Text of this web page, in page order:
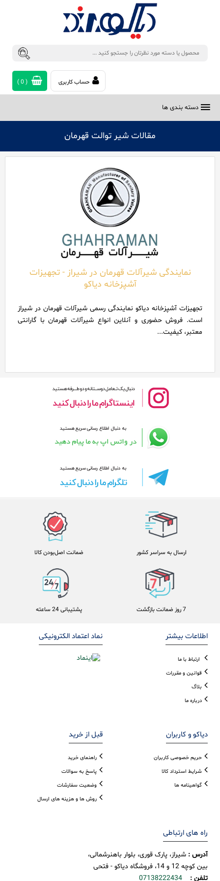
حساب کاربری (
0
)
دسته بندی ها
مقالات شیر توالت قهرمان
نمایندگی شیرآلات قهرمان در شیراز - تجهیزات
آشپزخانه دیاکو
تجهیزات آشپزخانه دیاکو نمایندگی رسمی شیرآلات قهرمان در شیراز
است. فروش حضوری و آنلاین انواع شیرآلات قهرمان با گارانتی
معتبر، کیفیت...
ضمانت اصل‌بودن کالا ارسال به سراسر کشور
پشتیبانی 24 ساعته 7 روز ضمانت بازگشت
نماد اعتماد الکترونیکی اطلاعات بیشتر
ارتباط با ما
قوانین و مقررات
بلاگ
درباره ما
قبل از خرید
راهنمای خرید
پاسخ به سوالات
وضعیت سفارشات
روش ها و هزینه های ارسال
دیاکو و کاربران
حریم خصوصی کاربران
شرایط استرداد کالا
گواهینامه ها
راه های ارتباطی
آدرس : شیراز، پارک قوری، بلوار باهنرشمالی،
بین کوچه 12 و 14، فروشگاه دیاکو - فتحی
تلفن : 07138222434